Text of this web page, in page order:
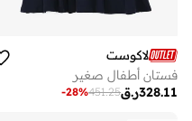
لاكوست
فستان أطفال صغير
ر.ق328.11
451.25
-28%